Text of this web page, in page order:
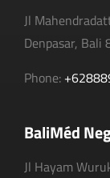
Jl
Denpasar, Bali
Phone:
BaliMéd
Jl Hayam